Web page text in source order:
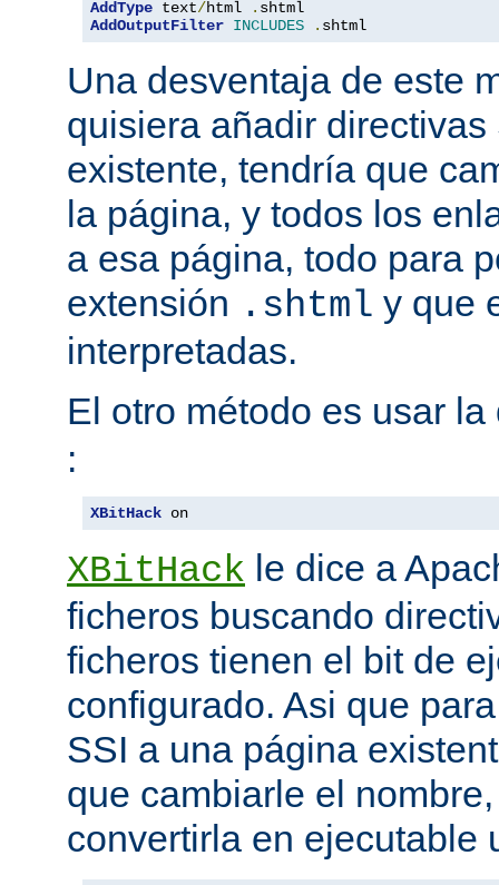
AddType text/html .
AddOutputFilter INCLUDES . shtml
Una desventaja de este
quisiera añadir
existente, tendría que
la página, y todos los
a esa página, todo para
extensión .shtml y que
interpretadas.
El otro método es usar
:
XBitHack on
XBitHack le dice a
ficheros buscando
ficheros tienen el bit de
configurado. Asi que
SSI a una página
que cambiarle el
convertirla en ejecutable